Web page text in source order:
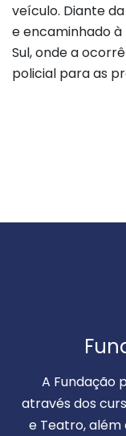
veículo. Diante
e encaminhado à
Sul, onde a
policial para as
A Fundação
através dos
e Teatro, além